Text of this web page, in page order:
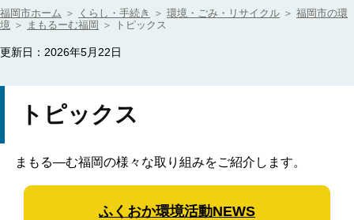
福岡市ホーム ＞ くらし・手続き ＞ 環境・ごみ・リサイクル ＞ 福岡市の環
境 ＞ まもるーむ福岡 ＞ トピックス
更新日：2026年5月22日
トピックス
まもる―む福岡の様々な取り組みをご紹介します。
ふくおか環境活動NEWS